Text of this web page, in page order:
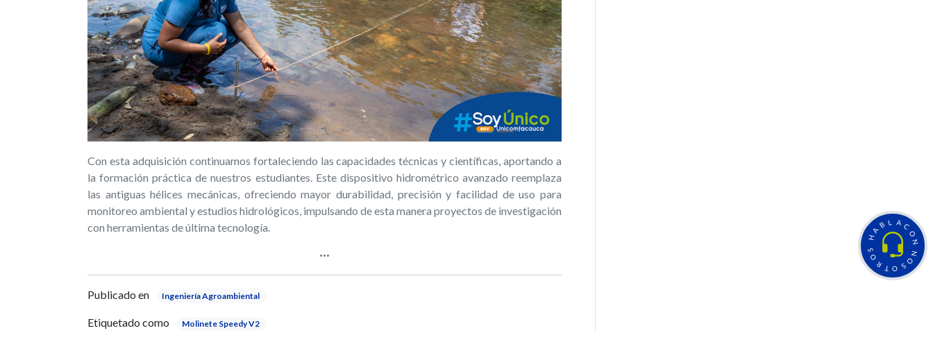
H
A
B L A C
O
N
N
O
S
O
T
R
O
S
Con esta adquisición continuamos fortaleciendo las capacidades técnicas y científicas, aportando a
la formación práctica de nuestros estudiantes. Este dispositivo hidrométrico avanzado reemplaza
las antiguas hélices mecánicas, ofreciendo mayor durabilidad, precisión y facilidad de uso para
monitoreo ambiental y estudios hidrológicos, impulsando de esta manera proyectos de investigación
con herramientas de última tecnología.
Publicado en Ingeniería Agroambiental
Etiquetado como Molinete Speedy V2